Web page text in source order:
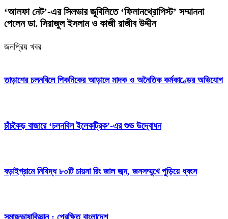
‘আলফা নেট’-এর সিলভার জুবিলিতে ‘ফিলানথ্রোপিস্ট’ সম্মাননা
পেলেন ডা. সিরাজুল ইসলাম ও কাজী রাজীব উদ্দীন
জনপ্রিয় খবর
তাড়াশের চলনবিলে পিকনিকের আড়ালে মাদক ও অনৈতিক কর্মকাণ্ডের অভিযোগ
চাঁচকৈড় বাজারে ‘চলনবিল ইলেকট্রিক’-এর শুভ উদ্বোধন
বড়াইগ্রামে নিষিদ্ধ ৮০টি চায়না রিং জাল জব্দ, জনসম্মুখে পুড়িয়ে ধ্বংস
সমাজভাষাবিজ্ঞান : প্রেক্ষিত বাংলাদেশ